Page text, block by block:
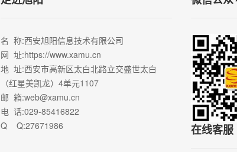
名 称:西安旭阳信息技术有限公司
网 址:https://www.xamu.cn
地 址:西安市高新区太白北路立交盛世太白
（红星美凯龙）4单元1107
邮 箱:web@xamu.cn
电 话:029-85416822
Q Q:27671986 在线客服